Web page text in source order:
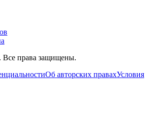
. Все права защищены.
Об авторских правахУсловия